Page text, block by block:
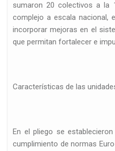
sumaron 20 colectivos a la
complejo a escala nacional,
incorporar mejoras en el
que permitan fortalecer e
Características de las
En el pliego se
cumplimiento de normas